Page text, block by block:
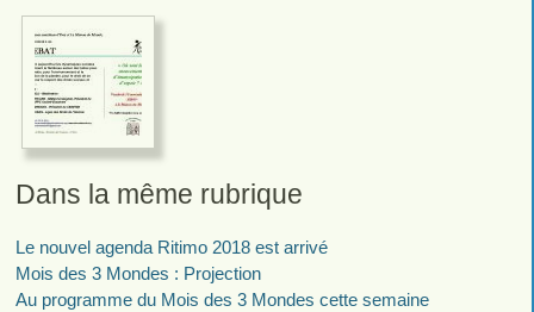
Dans la même rubrique
Le nouvel agenda Ritimo 2018 est arrivé
Mois des 3 Mondes : Projection
Au programme du Mois des 3 Mondes cette semaine